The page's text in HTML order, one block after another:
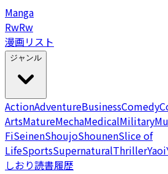
Manga
RwRw
漫画リスト
ジャンル
ActionAdventureBusinessComedy
ArtsMatureMechaMedicalMilitary
FiSeinenShoujoShounenSlice of
LifeSportsSupernaturalThrillerYaoi
しおり読書履歴